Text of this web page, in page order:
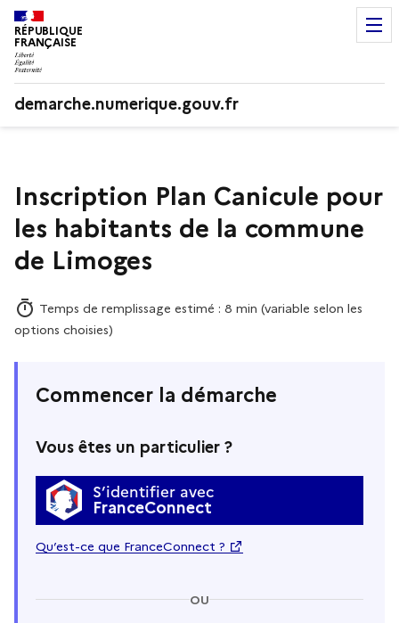
RÉPUBLIQUE
FRANÇAISE
demarche.numerique.gouv.fr
Inscription Plan Canicule pour
les habitants de la commune
de Limoges
Temps de remplissage estimé : 8 min (variable selon les
options choisies)
Commencer la démarche
Vous êtes un particulier ?
S’identifier avec
FranceConnect
Qu’est-ce que FranceConnect ?
OU